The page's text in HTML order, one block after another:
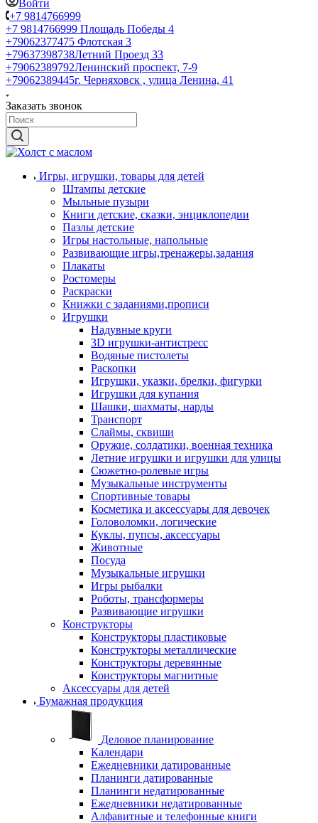
Войти
+7 9814766999
+7 9814766999 Площадь Победы 4
+79062377475 Флотская 3
+79637398738Летний Проезд 33
+79062389792Ленинский проспект, 7-9
+79062389445г. Черняховск , улица Ленина, 41
Заказать звонок
Игры, игрушки, товары для детей
Штампы детские
Мыльные пузыри
Книги детские, сказки, энциклопедии
Пазлы детские
Игры настольные, напольные
Развивающие игры,тренажеры,задания
Плакаты
Ростомеры
Раскраски
Книжки с заданиями,прописи
Игрушки
Надувные круги
3D игрушки-антистресс
Водяные пистолеты
Раскопки
Игрушки, указки, брелки, фигурки
Игрушки для купания
Шашки, шахматы, нарды
Транспорт
Слаймы, сквиши
Оружие, солдатики, военная техника
Летние игрушки и игрушки для улицы
Сюжетно-ролевые игры
Музыкальные инструменты
Спортивные товары
Косметика и аксессуары для девочек
Головоломки, логические
Куклы, пупсы, аксессуары
Животные
Посуда
Музыкальные игрушки
Игры рыбалки
Роботы, трансформеры
Развивающие игрушки
Конструкторы
Конструкторы пластиковые
Конструкторы металлические
Конструкторы деревянные
Конструкторы магнитные
Аксессуары для детей
Бумажная продукция
Деловое планирование
Календари
Ежедневники датированные
Планинги датированные
Планинги недатированные
Ежедневники недатированные
Алфавитные и телефонные книги